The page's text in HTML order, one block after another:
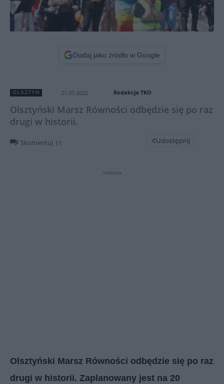
Dodaj jako źródło w Google
OLSZTYN 21.07.2022 Redakcja TKO
Olsztyński Marsz Równości odbędzie się po raz
drugi w historii.
Skomentuj 11 Udostępnij
reklama
Olsztyński Marsz Równości odbędzie się po raz
drugi w historii. Zaplanowany jest na 20